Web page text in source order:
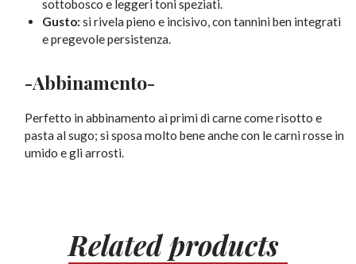
sottobosco e leggeri toni speziati.
Gusto: si rivela pieno e incisivo, con tannini ben integrati
e pregevole persistenza.
-Abbinamento-
Perfetto in abbinamento ai primi di carne come risotto e
pasta al sugo; si sposa molto bene anche con le carni rosse in
umido e gli arrosti.
Relatedproducts